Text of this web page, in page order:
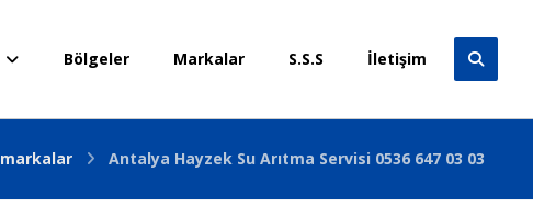
Bölgeler Markalar S.S.S İletişim
markalar Antalya Hayzek Su Arıtma Servisi 0536 647 03 03